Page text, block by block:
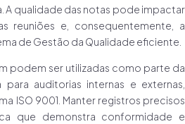
A qualidade das notas pode impactar
reuniões e, consequentemente, a
de Gestão da Qualidade eficiente.
podem ser utilizadas como parte da
para auditorias internas e externas,
ISO 9001. Manter registros precisos
que demonstra conformidade e